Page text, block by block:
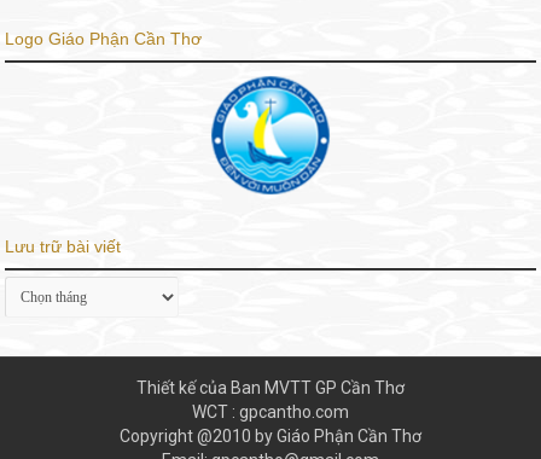
Logo Giáo Phận Cần Thơ
Lưu trữ bài viết
Lưu
trữ
Thiết kế của Ban MVTT GP Cần Thơ
WCT : gpcantho.com
Copyright @2010 by Giáo Phận Cần Thơ